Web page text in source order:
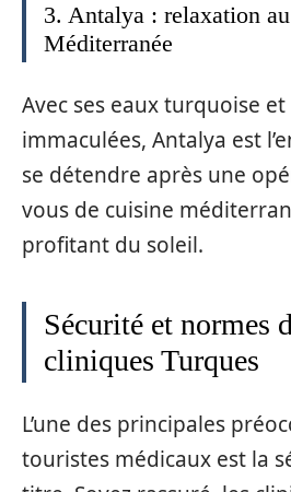
3. Antalya : relaxation
Méditerranée
Avec ses eaux turquoise et
immaculées, Antalya est
se détendre après une
vous de cuisine
profitant du soleil.
Sécurité et normes
cliniques Turques
L’une des principales
touristes médicaux est la